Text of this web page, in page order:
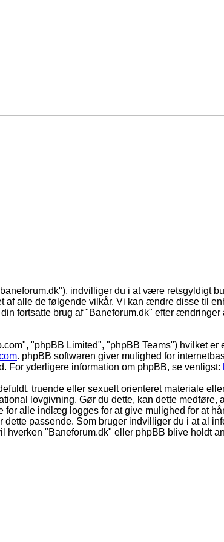
indvilliger du i at være retsgyldigt
alle de følgende vilkår. Vi kan ændre disse til
fortsatte brug af "Baneforum.dk" efter ændringer
"phpBB Limited", "phpBB Teams") hvilket
. phpBB softwaren giver mulighed for
For yderligere information om phpBB, se venligst:
truende eller sexuelt orienteret materiale
lovgivning. Gør du dette, kan dette medføre,
for alle indlæg logges for at give mulighed for at
passende. Som bruger indvilliger du i at al
"Baneforum.dk" eller phpBB blive holdt